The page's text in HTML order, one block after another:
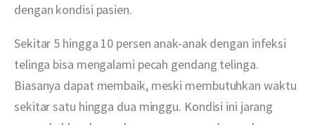
dengan kondisi pasien.
Sekitar 5 hingga 10 persen anak-anak dengan infeksi
telinga bisa mengalami pecah gendang telinga.
Biasanya dapat membaik, meski membutuhkan waktu
sekitar satu hingga dua minggu. Kondisi ini jarang